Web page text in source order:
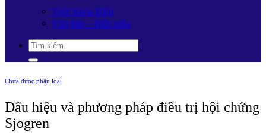
Thời Khóa Biểu
Văn bản – Biểu mẫu
Chưa được phân loại
Dấu hiệu và phương pháp điều trị hội chứng
Sjogren